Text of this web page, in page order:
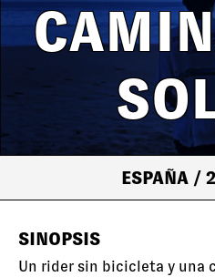
ESPAÑA /
SINOPSIS
Un rider sin bicicleta y una